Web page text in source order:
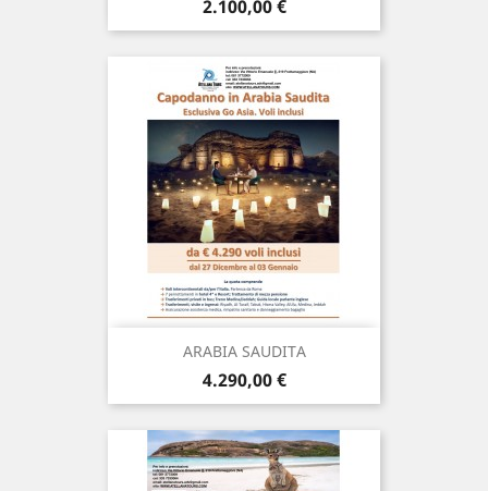
Prezzo
2.100,00 €
ARABIA SAUDITA
Prezzo
4.290,00 €